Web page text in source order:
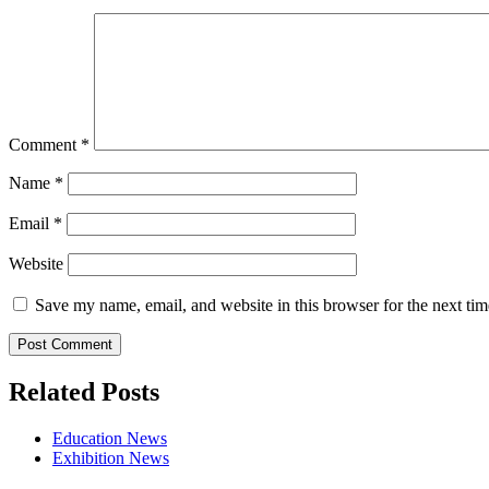
Comment *
Name *
Email *
Website
Save my name, email, and website in this browser for the next
Related Posts
Education News
Exhibition News